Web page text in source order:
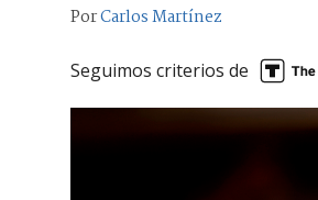
PorCarlos Martínez
Seguimos criterios de